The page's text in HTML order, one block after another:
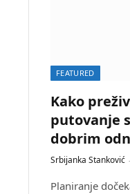
FEATURED
Kako
putovanje
dobrim
Srbijanka Stanković
Planiranje